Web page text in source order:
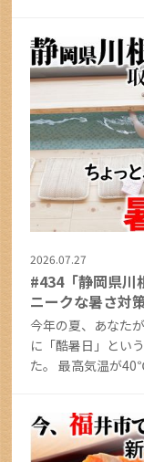
2026.07.27
#434「静岡県川
ニークな暑さ対
今年の夏、あなた
に「酷暑日」とい
た。 最高気温が